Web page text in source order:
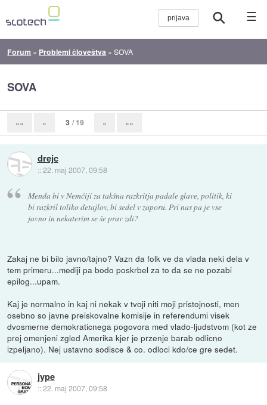
☰
Forum » Problemi človeštva »SOVA
SOVA
«« « 3 / 19 » »»
drejc
::22. maj 2007, 09:58
Menda bi v Nemčiji za takšna razkritja padale glave, politik, ki
bi razkril toliko detajlov, bi sedel v zaporu. Pri nas pa je vse
javno in nekaterim se še prav zdi?
Zakaj ne bi bilo javno/tajno? Vazn da folk ve da vlada neki dela v
tem primeru...mediji pa bodo poskrbel za to da se ne pozabi
epilog...upam.
Kaj je normalno in kaj ni nekak v tvoji niti moji pristojnosti, men
osebno so javne preiskovalne komisije in referendumi visek
dvosmerne demokraticnega pogovora med vlado-ljudstvom (kot ze
prej omenjeni zgled Amerika kjer je przenje barab odlicno
izpeljano). Nej ustavno sodisce & co. odloci kdo/ce gre sedet.
jype
::22. maj 2007, 09:58